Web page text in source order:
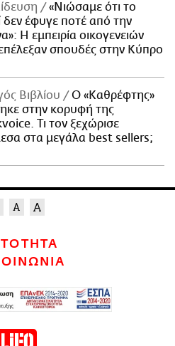
«Νιώσαμε ότι το
δεν έφυγε ποτέ από την
Η εμπειρία οικογενειών
σπουδές στην Κύπρο
Βιβλίου
Ο «Καθρέφτης»
στην κορυφή της
Τι τον ξεχώρισε
στα μεγάλα best sellers;